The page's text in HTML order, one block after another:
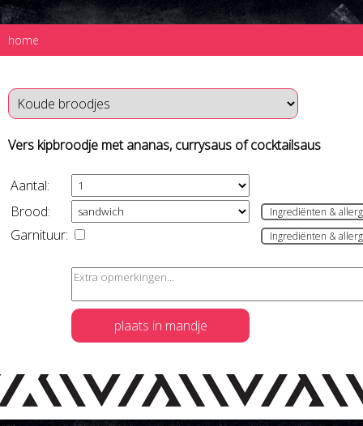
home
Vers kipbroodje met ananas, currysaus of cocktailsaus
Aantal:
Brood:
Ingrediënten &
Garnituur: Ingrediënten &
plaats in mandje